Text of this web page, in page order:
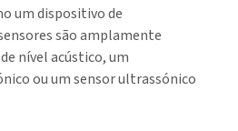
um dispositivo de
são amplamente
nível acústico, um
ou um sensor ultrassónico